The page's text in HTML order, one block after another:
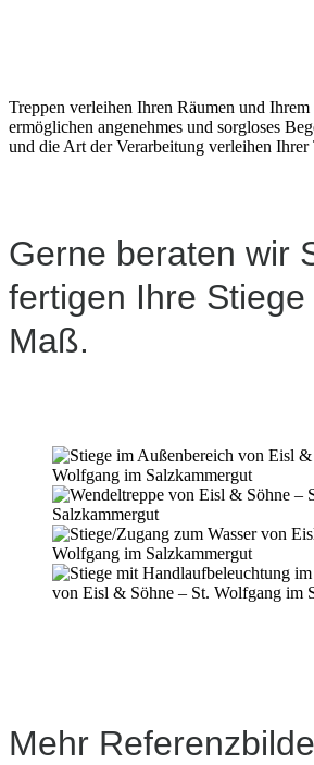
Treppen verleihen Ihren Räumen und
ermöglichen angenehmes und sorgloses
und die Art der Verarbeitung verleihen Ihrer
Gerne beraten wir
fertigen Ihre Stiege
Maß.
Mehr